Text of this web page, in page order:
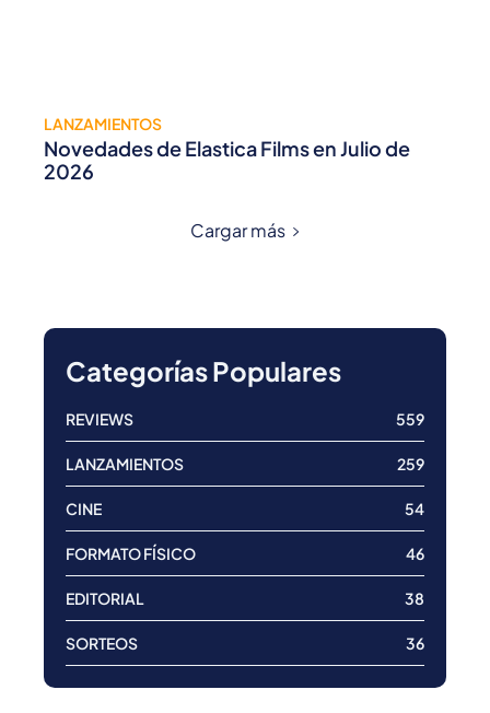
LANZAMIENTOS
Novedades de Elastica Films en Julio de
2026
Cargar más
Categorías Populares
REVIEWS 559
LANZAMIENTOS 259
CINE 54
FORMATO FÍSICO 46
EDITORIAL 38
SORTEOS 36